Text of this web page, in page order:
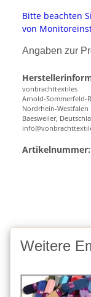
Bitte beachten
von
Angaben zur
vonbrachttextiles
Arnold-Sommerfeld-
Nordrhein-Westfalen
Baesweiler,
Artikelnummer:
Weitere